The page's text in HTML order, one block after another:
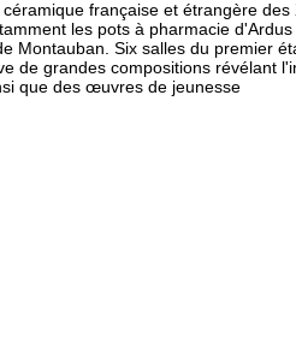
française et étrangère des
les pots à pharmacie d'Ardus
Montauban. Six salles du premier
de grandes compositions révélant
que des œuvres de jeunesse